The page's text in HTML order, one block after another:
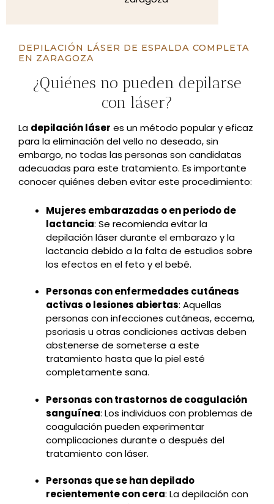
DEPILACIÓN LÁSER DE ESPALDA COMPLETA
EN ZARAGOZA
¿Quiénes no pueden depilarse
con láser?
La depilación láser es un método popular y eficaz
para la eliminación del vello no deseado, sin
embargo, no todas las personas son candidatas
adecuadas para este tratamiento. Es importante
conocer quiénes deben evitar este procedimiento:
Mujeres embarazadas o en periodo de
lactancia: Se recomienda evitar la
depilación láser durante el embarazo y la
lactancia debido a la falta de estudios sobre
los efectos en el feto y el bebé.
Personas con enfermedades cutáneas
activas o lesiones abiertas: Aquellas
personas con infecciones cutáneas, eccema,
psoriasis u otras condiciones activas deben
abstenerse de someterse a este
tratamiento hasta que la piel esté
completamente sana.
Personas con trastornos de coagulación
sanguínea: Los individuos con problemas de
coagulación pueden experimentar
complicaciones durante o después del
tratamiento con láser.
Personas que se han depilado
recientemente con cera: La depilación con